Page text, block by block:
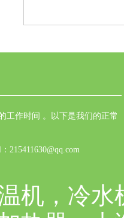
工作时间 。以下是我们的正常
215411630@qq.com
机，冷水